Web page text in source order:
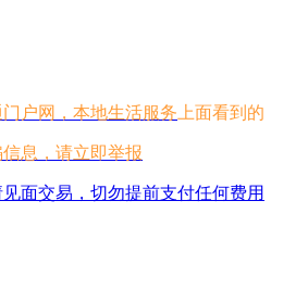
户网，本地生活服务 上面看到的
息，请立即举报
面交易，切勿提前支付任何费用